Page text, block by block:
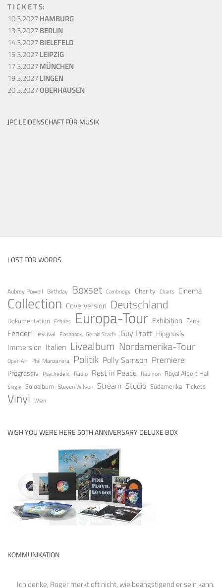
T I C K E T S:
10.3.2027HAMBURG
13.3.2027BERLIN
14.3.2027BIELEFELD
15.3.2027LEIPZIG
17.3.2027MÜNCHEN
19.3.2027LINGEN
20.3.2027OBERHAUSEN
JPC LEIDENSCHAFT FÜR MUSIK
LOST FOR WORDS
Aubrey Powell Birthday Boxset Cambridge Charity Charts Cinema
Collection Coverversion Deutschland
Dokumentation Echoes Europa-Tour Exhibition Fans
Fender Festival Flashback Gerald Scarfe Guy Pratt Hipgnosis
Immersion Italien Livealbum Nordamerika-Tour
Open Air Phil Manzanera Politik Polly Samson Premiere
Progressiv Psychedelic Radio Rest in Peace Reunion Royal Albert Hall
Single Soloalbum Steven Wilson Stream Studio Südamerika Tickets
Vinyl Wien
WISH YOU WERE HERE 50TH ANNIVERSARY DELUXE BOX
KOMMUNIKATION
Ich denke, Roger merkt oft nicht, wie beängstigend er sein kann.